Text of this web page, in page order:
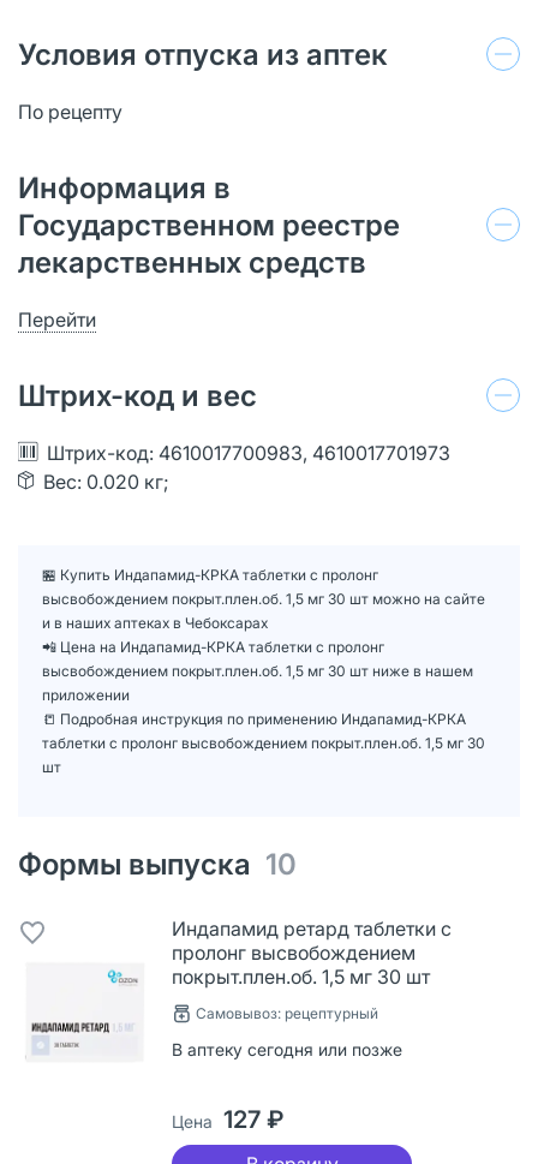
Условия отпуска из аптек
По рецепту
Информация в
Государственном реестре
лекарственных средств
Перейти
Штрих-код и вес
Штрих-код: 4610017700983, 4610017701973
Вес: 0.020 кг;
🏪 Купить Индапамид-КРКА таблетки с пролонг
высвобождением покрыт.плен.об. 1,5 мг 30 шт можно на сайте
и в наших аптеках в Чебоксарах
📲 Цена на Индапамид-КРКА таблетки с пролонг
высвобождением покрыт.плен.об. 1,5 мг 30 шт ниже в нашем
приложении
📒 Подробная инструкция по применению Индапамид-КРКА
таблетки с пролонг высвобождением покрыт.плен.об. 1,5 мг 30
шт
Формы выпуска 10
Индапамид ретард таблетки с
пролонг высвобождением
покрыт.плен.об. 1,5 мг 30 шт
Самовывоз: рецептурный
В аптеку сегодня или позже
Цена 127 ₽